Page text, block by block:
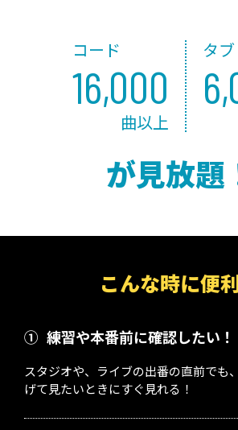
コード
16,000
曲以上
タブ
が見放題
こんな時に便
① 練習や本番前に確認したい！
スタジオや、ライブの出番の直前でも
げて見たいときにすぐ見れる！